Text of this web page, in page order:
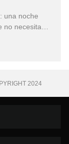
una noche
artista
2024